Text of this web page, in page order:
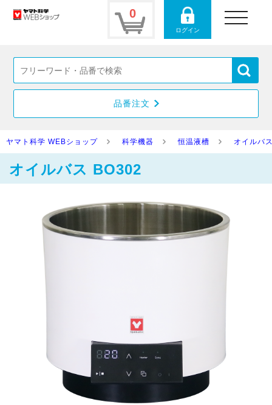
0
ログイン
toggle
navigation
品番注文
ヤマト科学 WEBショップ 科学機器 恒温液槽 オイルバ
オイルバス BO302